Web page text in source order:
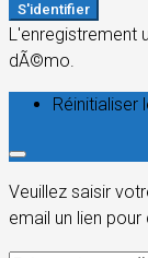
S'identifier
L'enregistrement
dÃ©mo.
Réinitialiser
Veuillez saisir
email un lien